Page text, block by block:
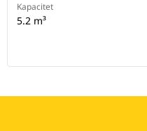
Kapacitet
5.2 m³